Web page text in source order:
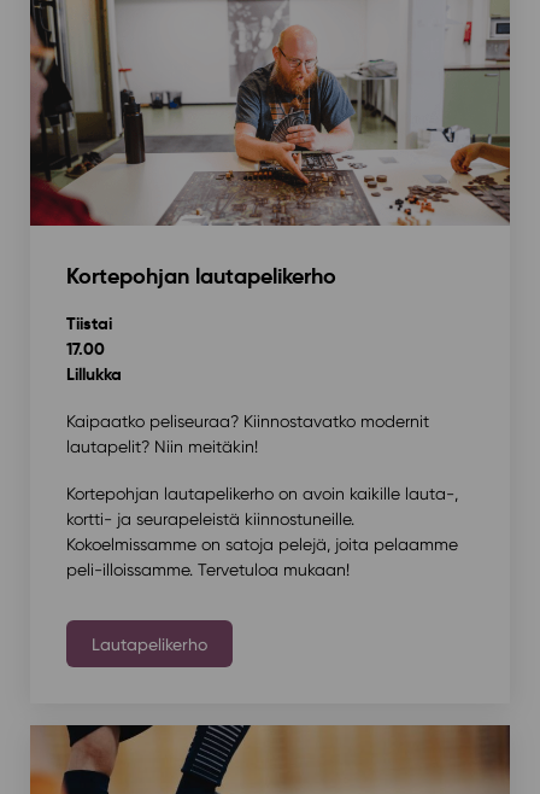
Kortepohjan lautapelikerho
Tiistai
17.00
Lillukka
Kaipaatko peliseuraa? Kiinnostavatko modernit
lautapelit? Niin meitäkin!
Kortepohjan lautapelikerho on avoin kaikille lauta-,
kortti- ja seurapeleistä kiinnostuneille.
Kokoelmissamme on satoja pelejä, joita pelaamme
peli-illoissamme. Tervetuloa mukaan!
Lautapelikerho